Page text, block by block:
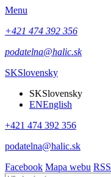
Menu
+421 474 392 356
podatelna@halic.sk
SKSlovensky
SKSlovensky
ENEnglish
+421 474 392 356
podatelna@halic.sk
Facebook Mapa webu RSS